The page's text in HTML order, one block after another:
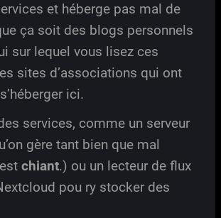
et héberge pas mal de
ça soit des blogs personnels
sur lequel vous lisez ces
sites d’associations qui ont
ici.
services, comme un serveur
gère tant bien que mal
chiant.) ou un lecteur de flux
pou ry stocker des